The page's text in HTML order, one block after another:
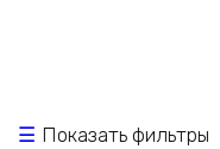
Показать фильтры